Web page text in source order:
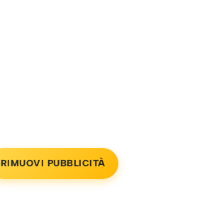
RIMUOVI PUBBLICITÀ